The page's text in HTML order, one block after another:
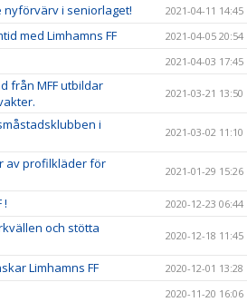
nyförvärv i seniorlaget! 2021-04-11 14:45
med Limhamns FF 2021-04-05 20:54
2021-04-03 17:45
från MFF utbildar
2021-03-21 13:50
i
2021-03-02 11:10
av profilkläder för
2021-01-29 15:26
! 2020-12-23 06:44
och stötta
2020-12-18 11:45
Limhamns FF 2020-12-01 13:28
2020-11-20 16:06